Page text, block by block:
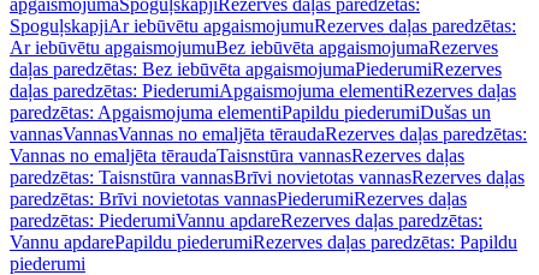
apgaismojumaSpoguļskapjiRezerves daļas paredzētas:
SpoguļskapjiAr iebūvētu apgaismojumuRezerves daļas paredzētas:
Ar iebūvētu apgaismojumuBez iebūvēta apgaismojumaRezerves
daļas paredzētas: Bez iebūvēta apgaismojumaPiederumiRezerves
daļas paredzētas: PiederumiApgaismojuma elementiRezerves daļas
paredzētas: Apgaismojuma elementiPapildu piederumiDušas un
vannasVannasVannas no emaljēta tēraudaRezerves daļas paredzētas:
Vannas no emaljēta tēraudaTaisnstūra vannasRezerves daļas
paredzētas: Taisnstūra vannasBrīvi novietotas vannasRezerves daļas
paredzētas: Brīvi novietotas vannasPiederumiRezerves daļas
paredzētas: PiederumiVannu apdareRezerves daļas paredzētas:
Vannu apdarePapildu piederumiRezerves daļas paredzētas: Papildu
piederumi